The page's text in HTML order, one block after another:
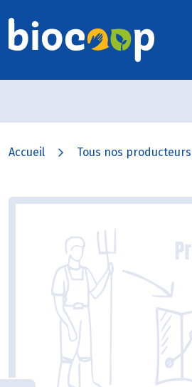
Accueil Tous nos